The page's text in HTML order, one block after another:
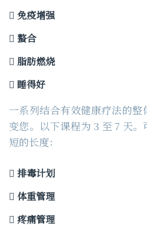
免疫增强
螯合
脂肪燃烧
睡得好
一系列结合有效健康疗法的
变您。以下课程为 3 至 7 天
短的长度：
排毒计划
体重管理
疼痛管理